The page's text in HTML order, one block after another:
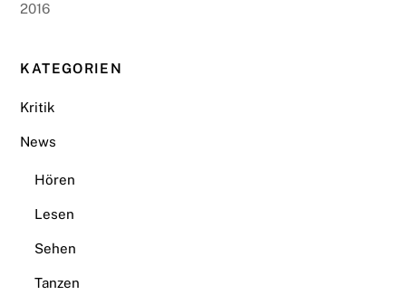
2016
KATEGORIEN
Kritik
News
Hören
Lesen
Sehen
Tanzen